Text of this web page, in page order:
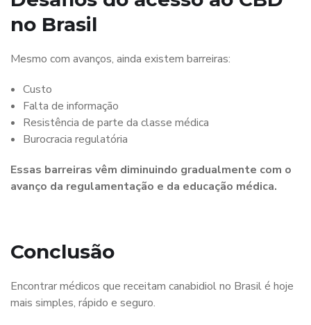
no Brasil
Mesmo com avanços, ainda existem barreiras:
Custo
Falta de informação
Resistência de parte da classe médica
Burocracia regulatória
Essas barreiras vêm diminuindo gradualmente com o
avanço da regulamentação e da educação médica.
Conclusão
Encontrar médicos que receitam canabidiol no Brasil é hoje
mais simples, rápido e seguro.